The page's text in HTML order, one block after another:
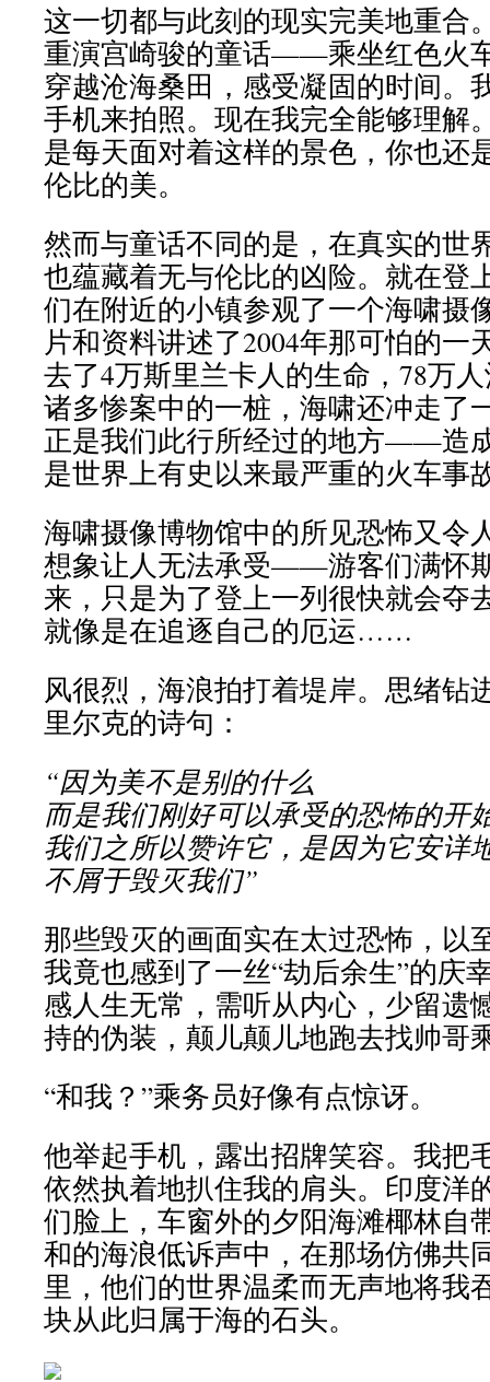
这一切都与此刻的现实完美地重合
重演宫崎骏的童话——乘坐红色火
穿越沧海桑田，感受凝固的时间。
手机来拍照。现在我完全能够理解
是每天面对着这样的景色，你也还
伦比的美。
然而与童话不同的是，在真实的世
也蕴藏着无与伦比的凶险。就在登
们在附近的小镇参观了一个海啸摄
片和资料讲述了2004年那可怕的一
去了4万斯里兰卡人的生命，78万
诸多惨案中的一桩，海啸还冲走
正是我们此行所经过的地方——造
是世界上有史以来最严重的火车事
海啸摄像博物馆中的所见恐怖又令
想象让人无法承受——游客们满怀
来，只是为了登上一列很快就会夺
就像是在追逐自己的厄运……
风很烈，海浪拍打着堤岸。思绪钻
里尔克的诗句：
“因为美不是别的什么
而是我们刚好可以承受的恐怖的开
我们之所以赞许它，是因为它安详
不屑于毁灭我们”
那些毁灭的画面实在太过恐怖，以
我竟也感到了一丝“劫后余生”的庆
感人生无常，需听从内心，少留遗
持的伪装，颠儿颠儿地跑去找帅哥
“和我？”乘务员好像有点惊讶。
他举起手机，露出招牌笑容。我把
依然执着地扒住我的肩头。印度洋
们脸上，车窗外的夕阳海滩椰林自
和的海浪低诉声中，在那场仿佛共
里，他们的世界温柔而无声地将我
块从此归属于海的石头。